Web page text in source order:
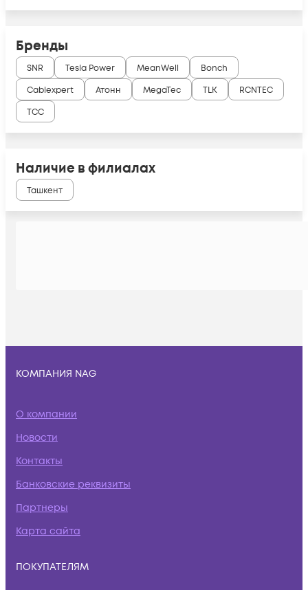
Бренды
SNR Tesla Power MeanWell
Bonch
Cablexpert
Атонн MegaTec TLK
RCNTEC
ТСС
Наличие в филиалах
Ташкент
КОМПАНИЯ NAG
О компании
Новости
Контакты
Банковские реквизиты
Партнеры
Карта сайта
ПОКУПАТЕЛЯМ